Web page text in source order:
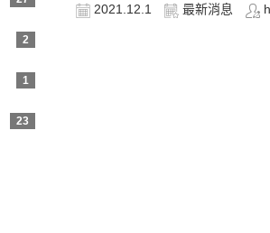
2
1
23
2021.12.1 最新消息